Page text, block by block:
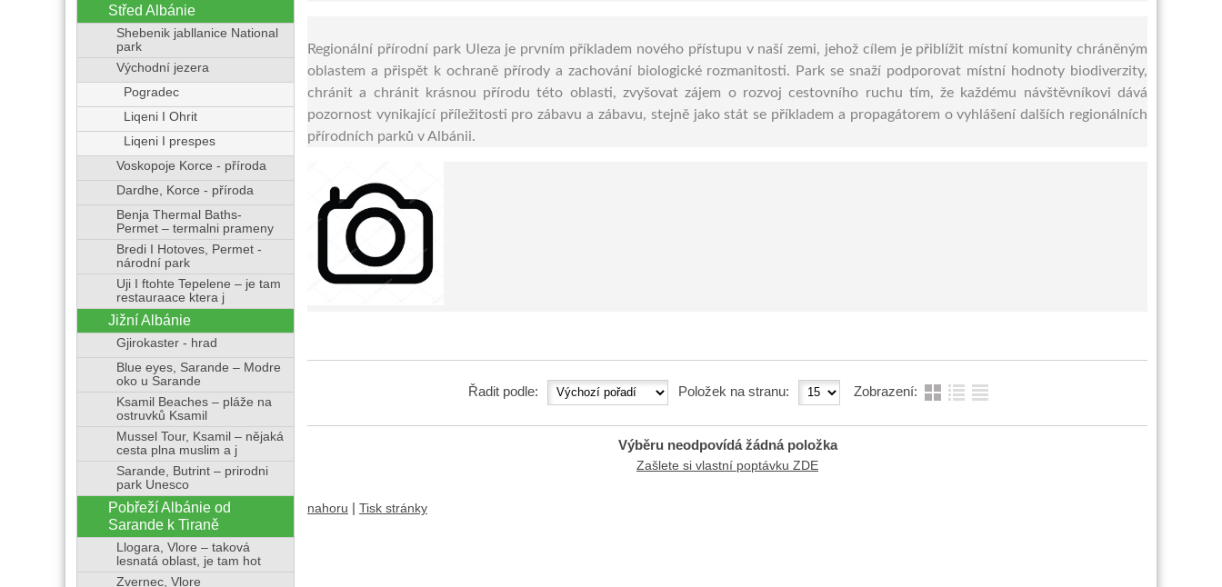
Regionální přírodní park Uleza je prvním příkladem nového přístupu v naší zemi, jehož cílem je přiblížit místní komunity chráněným
oblastem a přispět k ochraně přírody a zachování biologické rozmanitosti.
Park se snaží podporovat místní hodnoty biodiverzity,
chránit a chránit krásnou přírodu této oblasti, zvyšovat zájem o rozvoj cestovního ruchu tím, že každému návštěvníkovi dává
pozornost vynikající příležitosti pro zábavu a zábavu, stejně jako stát se příkladem a propagátorem o vyhlášení dalších regionálních
přírodních parků v Albánii.
Řadit podle: Položek na stranu: Zobrazení:
Výběru neodpovídá žádná položka
Zašlete si vlastní poptávku ZDE
nahoru Tisk stránky
Střed Albánie
Shebenik jabllanice National
park
Východní jezera
Pogradec
Liqeni I Ohrit
Liqeni I prespes
Voskopoje Korce - příroda
Dardhe, Korce - příroda
Benja Thermal Baths-
Permet – termalni prameny
Bredi I Hotoves, Permet -
národní park
Uji I ftohte Tepelene – je tam
restauraace ktera j
Jižní Albánie
Gjirokaster - hrad
Blue eyes, Sarande – Modre
oko u Sarande
Ksamil Beaches – pláže na
ostruvků Ksamil
Mussel Tour, Ksamil – nějaká
cesta plna muslim a j
Sarande, Butrint – prirodni
park Unesco
Pobřeží Albánie od
Sarande k Tiraně
Llogara, Vlore – taková
lesnatá oblast, je tam hot
Zvernec, Vlore